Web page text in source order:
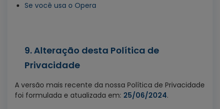
Se você usa o Opera
9. Alteração desta Política de
Privacidade
A versão mais recente da nossa Política de Privacidade
foi formulada e atualizada em: 25/06/2024.